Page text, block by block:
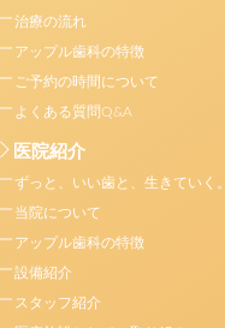
治療の流れ
アップル歯科の特徴
ご予約の時間について
よくある質問Q&A
医院紹介
ずっと、いい歯と、生きていく。
当院について
アップル歯科の特徴
設備紹介
スタッフ紹介